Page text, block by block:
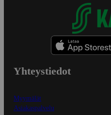
Yhteystiedot
Myymälät
Asiakaspalvelu